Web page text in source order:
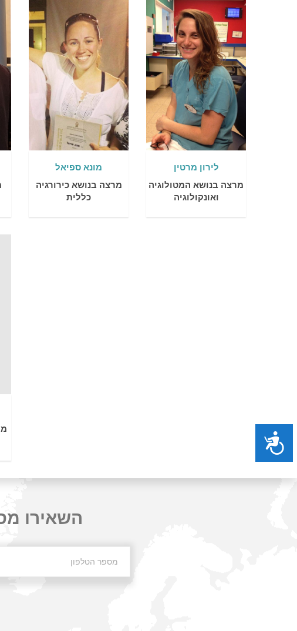
נגישות
מונא ספיאל
מרצה בנושא כירורגיה
כללית
לירון מרטין
מרצה בנושא המטולוגיה
ואונקולוגיה
השאירו